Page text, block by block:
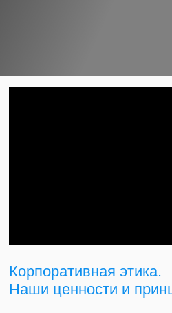
Корпоративная этика.
Наши ценности и